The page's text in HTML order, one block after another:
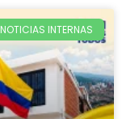
NOTICIAS INTERNAS